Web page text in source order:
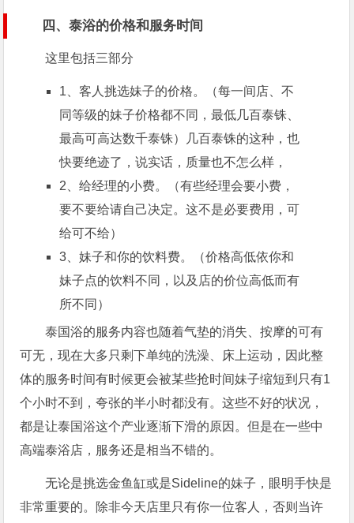
四、泰浴的价格和服务时间
这里包括三部分
1、客人挑选妹子的价格。（每一间店、不
同等级的妹子价格都不同，最低几百泰铢、
最高可高达数千泰铢）几百泰铢的这种，也
快要绝迹了，说实话，质量也不怎么样，
2、给经理的小费。（有些经理会要小费，
要不要给请自己决定。这不是必要费用，可
给可不给）
3、妹子和你的饮料费。（价格高低依你和
妹子点的饮料不同，以及店的价位高低而有
所不同）
泰国浴的服务内容也随着气垫的消失、按摩的可有
可无，现在大多只剩下单纯的洗澡、床上运动，因此整
体的服务时间有时候更会被某些抢时间妹子缩短到只有1
个小时不到，夸张的半小时都没有。这些不好的状况，
都是让泰国浴这个产业逐渐下滑的原因。但是在一些中
高端泰浴店，服务还是相当不错的。
无论是挑选金鱼缸或是Sideline的妹子，眼明手快是
非常重要的。除非今天店里只有你一位客人，否则当许